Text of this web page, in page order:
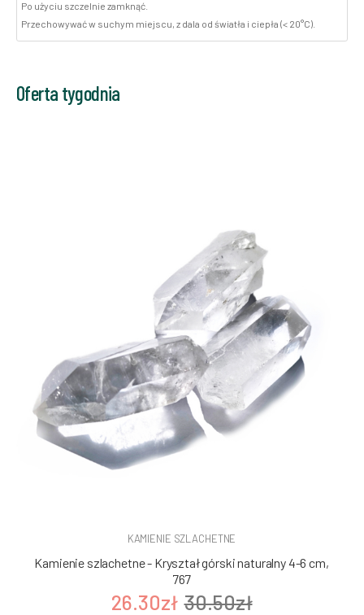
Po użyciu szczelnie zamknąć.
Przechowywać w suchym miejscu, z dala od światła i ciepła (< 20°C).
Oferta tygodnia
KAMIENIE SZLACHETNE
Kamienie szlachetne - Kryształ górski naturalny 4-6 cm,
767
26.30zł 30.50zł